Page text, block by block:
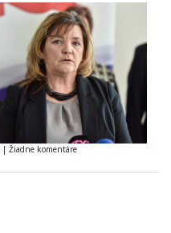
| Žiadne komentáre